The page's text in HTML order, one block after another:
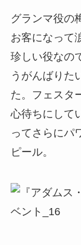
グランマ役の
お客になって
珍しい役なの
うがんばりた
た。フェスタ
心待ちにして
ってさらにパ
ピール。